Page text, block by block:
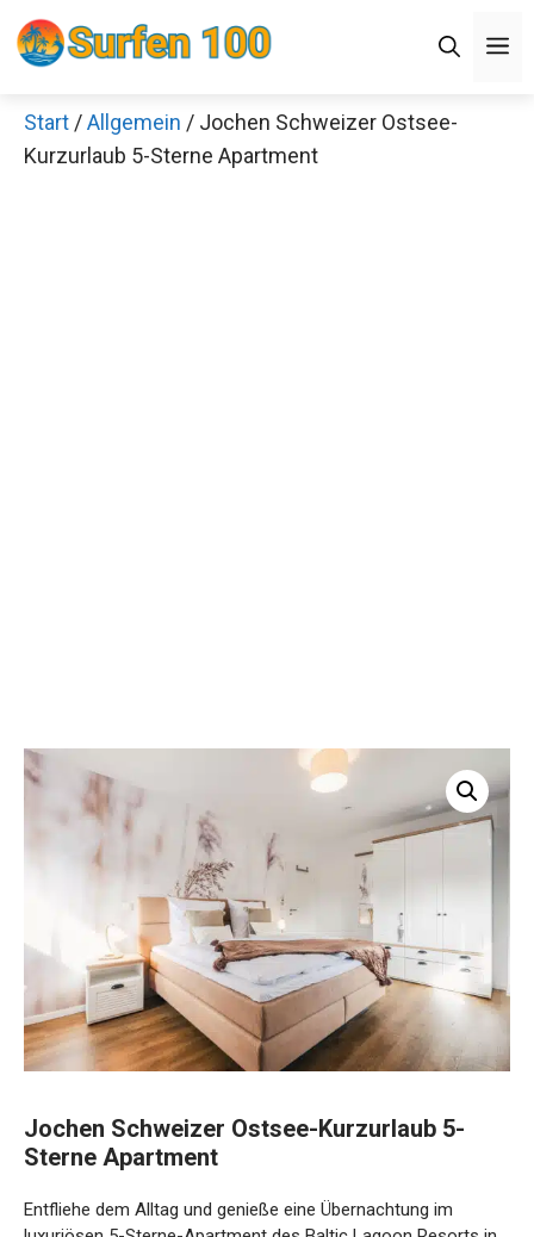
Zum
Inhalt
Start /Allgemein / Jochen Schweizer Ostsee-
Kurzurlaub 5-Sterne Apartment
Jochen Schweizer Ostsee-Kurzurlaub 5-
Sterne Apartment
Entfliehe dem Alltag und genieße eine Übernachtung im
luxuriösen 5-Sterne-Apartment des Baltic Lagoon Resorts
Decathlon Sale